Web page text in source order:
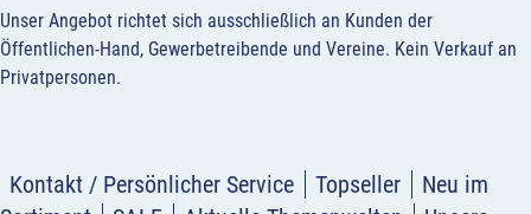
Unser Angebot richtet sich ausschließlich an Kunden der
Öffentlichen-Hand, Gewerbetreibende und Vereine. Kein Verkauf an
Privatpersonen.
Kontakt / Persönlicher Service Topseller
Neu im